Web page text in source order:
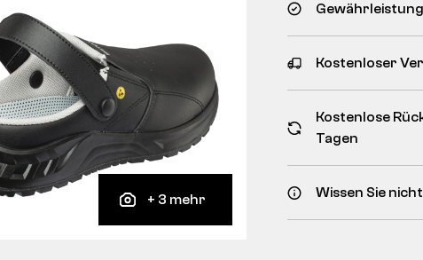
+ 3 mehr
Kostenloser
Kostenlose
Tagen
Wissen Sie